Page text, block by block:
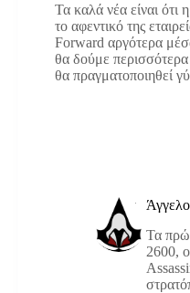
Τα καλά νέα είναι ότι
το αφεντικό της
Forward αργότερα
θα δούμε περισσότερα
θα πραγματοποιηθεί
Τα
2600,